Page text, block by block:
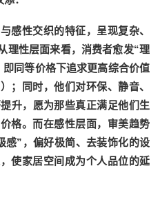
感性交织的特征，呈现复杂、
理性层面来看，消费者愈发“理
同等价格下追求更高综合价值
；同时，他们对环保、静音、
升，愿为那些真正满足他们生
格。而在感性层面，审美趋势
感”，偏好极简、去装饰化的设
使家居空间成为个人品位的延